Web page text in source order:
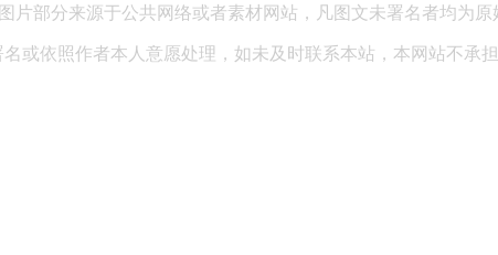
片部分来源于公共网络或者素材网站，凡图文未署名者均为原
或依照作者本人意愿处理，如未及时联系本站，本网站不承担